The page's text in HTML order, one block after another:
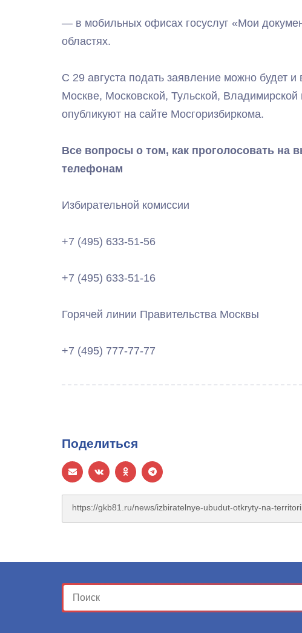
— в мобильных офисах госуслуг «Мои
областях.
С 29 августа подать заявление можно будет
Москве, Московской, Тульской,
опубликуют на сайте Мосгоризбиркома.
Все вопросы о том, как проголосовать на
телефонам
Избирательной комиссии
+7 (495) 633-51-56
+7 (495) 633-51-16
Горячей линии Правительства Москвы
+7 (495) 777-77-77
Поделиться